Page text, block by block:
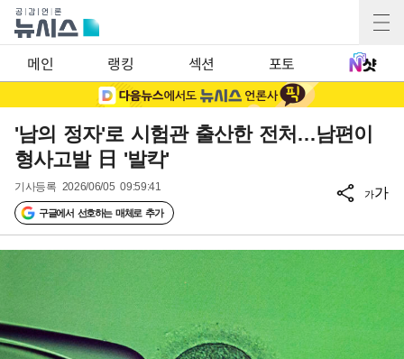
메인 랭킹 섹션 포토
'남의 정자'로 시험관 출산한 전처…남편이
형사고발 日 '발칵'
기사등록 2026/06/05 09:59:41
구글에서 선호하는 매체로 추가
가가